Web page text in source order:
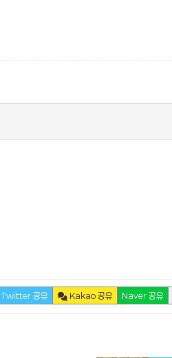
Twitter 공유 Kakao 공유 Naver 공유